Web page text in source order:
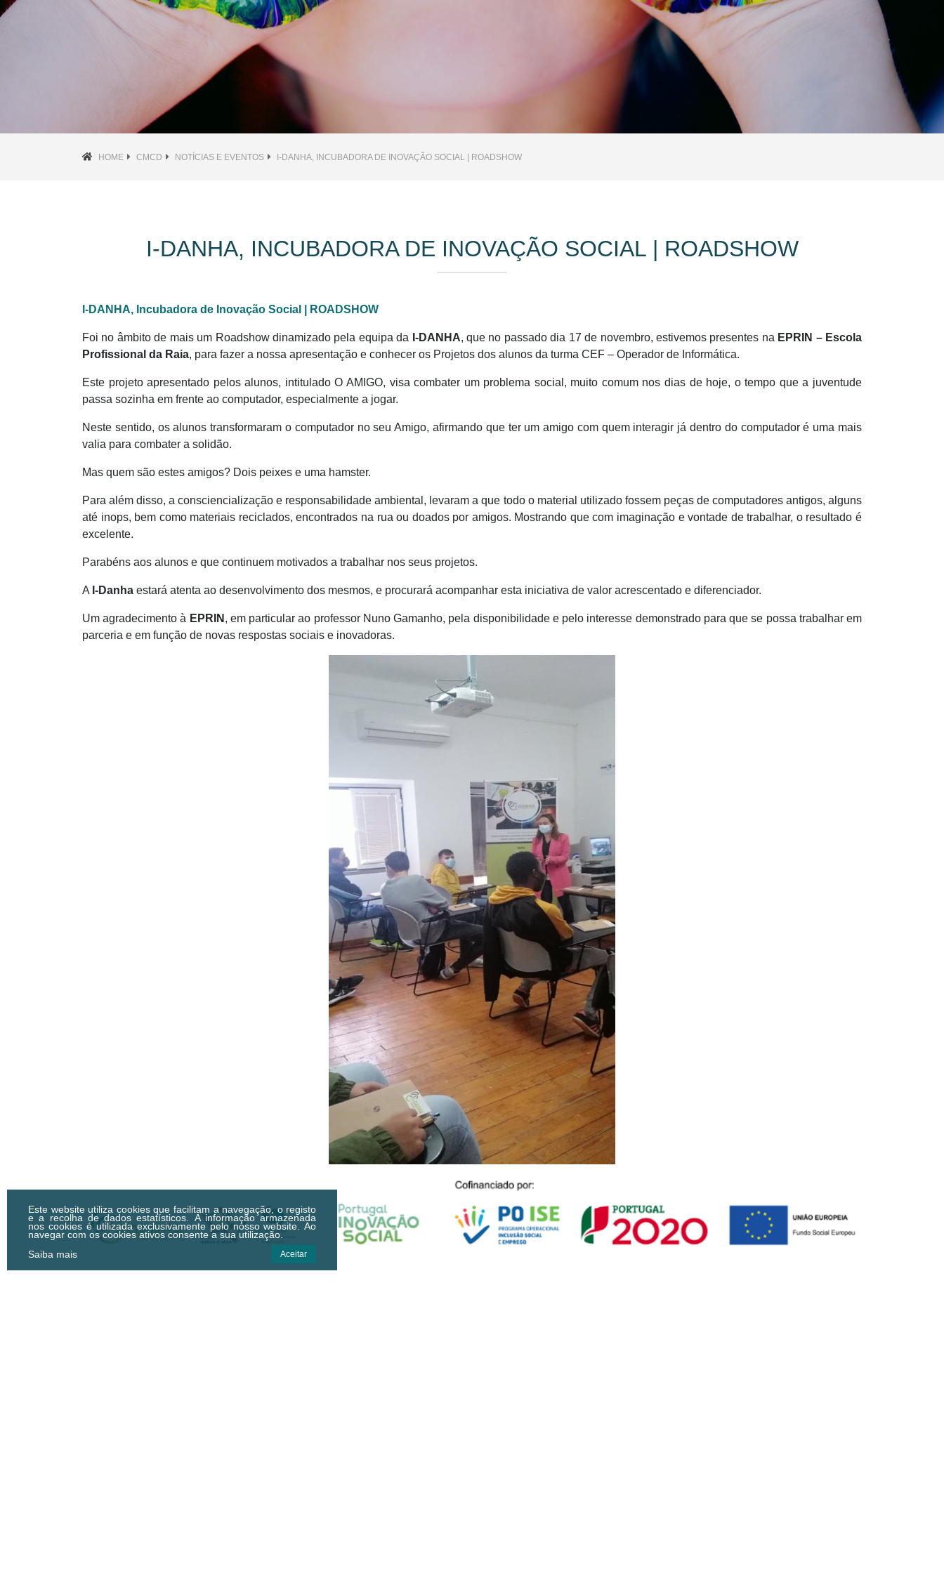
Este website utiliza cookies que facilitam a navegação, o registo
e a recolha de dados estatísticos. A informação armazenada
nos cookies é utilizada exclusivamente pelo nosso website. Ao
navegar com os cookies ativos consente a sua utilização.
Saiba mais
Aceitar
HOME CMCD NOTÍCIAS E EVENTOS I-DANHA, INCUBADORA DE INOVAÇÃO SOCIAL | ROADSHOW
I-DANHA, INCUBADORA DE INOVAÇÃO SOCIAL | ROADSHOW
I-DANHA, Incubadora de Inovação Social | ROADSHOW
Foi no âmbito de mais um Roadshow dinamizado pela equipa da I-DANHA, que no passado dia 17 de novembro, estivemos presentes na EPRIN – Escola
Profissional da Raia, para fazer a nossa apresentação e conhecer os Projetos dos alunos da turma CEF – Operador de Informática.
Este projeto apresentado pelos alunos, intitulado O AMIGO, visa combater um problema social, muito comum nos dias de hoje, o tempo que a juventude
passa sozinha em frente ao computador, especialmente a jogar.
Neste sentido, os alunos transformaram o computador no seu Amigo, afirmando que ter um amigo com quem interagir já dentro do computador é uma mais
valia para combater a solidão.
Mas quem são estes amigos? Dois peixes e uma hamster.
Para além disso, a consciencialização e responsabilidade ambiental, levaram a que todo o material utilizado fossem peças de computadores antigos, alguns
até inops, bem como materiais reciclados, encontrados na rua ou doados por amigos. Mostrando que com imaginação e vontade de trabalhar, o resultado é
excelente.
Parabéns aos alunos e que continuem motivados a trabalhar nos seus projetos.
A I-Danha estará atenta ao desenvolvimento dos mesmos, e procurará acompanhar esta iniciativa de valor acrescentado e diferenciador.
Um agradecimento à EPRIN , em particular ao professor Nuno Gamanho, pela disponibilidade e pelo interesse demonstrado para que se possa trabalhar em
parceria e em função de novas respostas sociais e inovadoras.